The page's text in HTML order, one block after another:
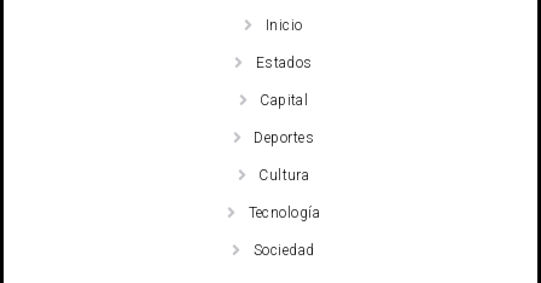
Inicio
Estados
Capital
Deportes
Cultura
Tecnología
Sociedad